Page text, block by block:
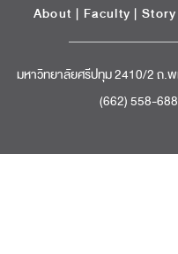
About | Faculty | Story
มหาวิทยาลัยศรีปทุม 2410/2 ถ.พ
(662) 558-